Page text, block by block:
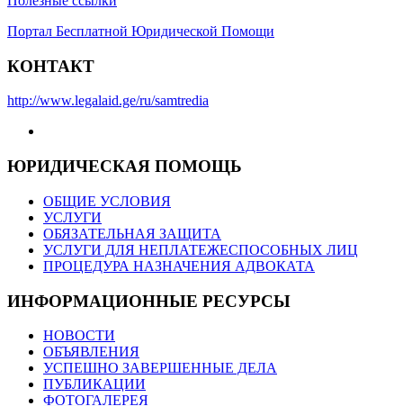
Портал Бесплатной Юридической Помощи
КОНТАКТ
http://www.legalaid.ge/ru/samtredia
ЮРИДИЧЕСКАЯ ПОМОЩЬ
ОБЩИЕ УСЛОВИЯ
УСЛУГИ
ОБЯЗАТЕЛЬНАЯ ЗАЩИТА
УСЛУГИ ДЛЯ НЕПЛАТЕЖЕСПОСОБНЫХ ЛИЦ
ПРОЦЕДУРА НАЗНАЧЕНИЯ АДВОКАТА
ИНФОРМАЦИОННЫЕ РЕСУРСЫ
НОВОСТИ
ОБЪЯВЛЕНИЯ
УСПЕШНО ЗАВЕРШЕННЫЕ ДЕЛА
ПУБЛИКАЦИИ
ФОТОГАЛЕРЕЯ